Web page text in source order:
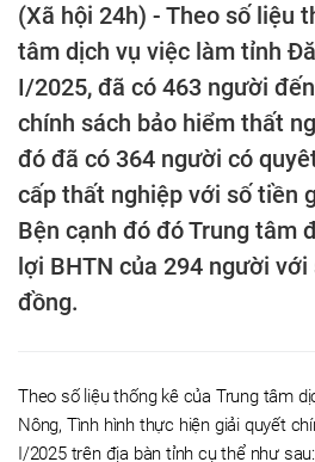
(Xã hội 24h) - Theo số liệu
tâm dịch vụ việc làm tỉnh
I/2025, đã có 463 người
chính sách bảo hiểm thất
đó đã có 364 người có
cấp thất nghiệp với số tiền
Bện cạnh đó đó Trung tâm
lợi BHTN của 294 người
đồng.
Theo số liệu thống kê của Trung tâm
Nông, Tình hình thực hiện giải quyết
I/2025 trên địa bàn tỉnh cụ thể như